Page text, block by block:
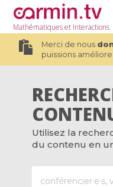
Mathématiqueset Interactions
Merci de nous
puissions
Utilisez la
du contenu en